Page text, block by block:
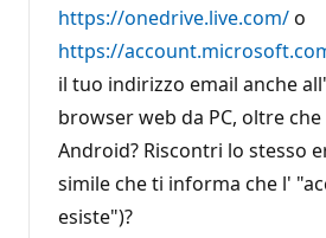
n
https://onedrive.live.com/o
https://
il tuo indirizzo email anche
browser web da PC, oltre
Android? Riscontri lo stesso
simile che ti informa che l'
esiste")?